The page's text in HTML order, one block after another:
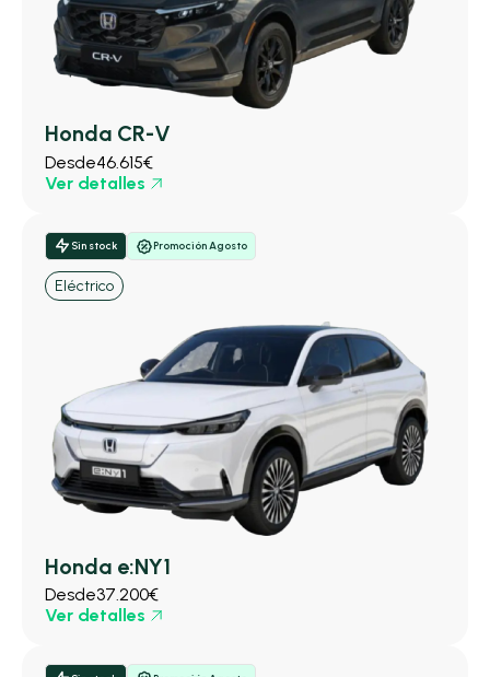
Honda CR-V
Desde46.615€
Ver detalles
Sin stock Promoción Agosto
Eléctrico
Honda e:NY1
Desde37.200€
Ver detalles